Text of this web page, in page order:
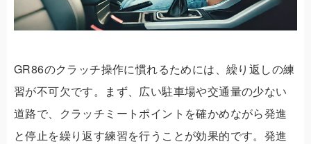
GR86のクラッチ操作に慣れるためには、繰り返しの練
習が不可欠です。まず、広い駐車場や交通量の少ない
道路で、クラッチミートポイントを確かめながら発進
と停止を繰り返す練習を行うことが効果的です。発進